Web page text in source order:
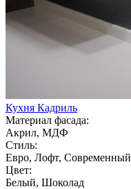
Кухня Кадриль
Материал фасада:
Акрил, МДФ
Стиль:
Евро, Лофт, Современный
Цвет:
Белый, Шоколад